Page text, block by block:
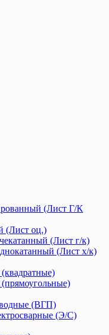
(Лист Г/К
(Лист оц.)
(Лист г/к)
(Лист х/к)
(ВГП)
(Э/С)